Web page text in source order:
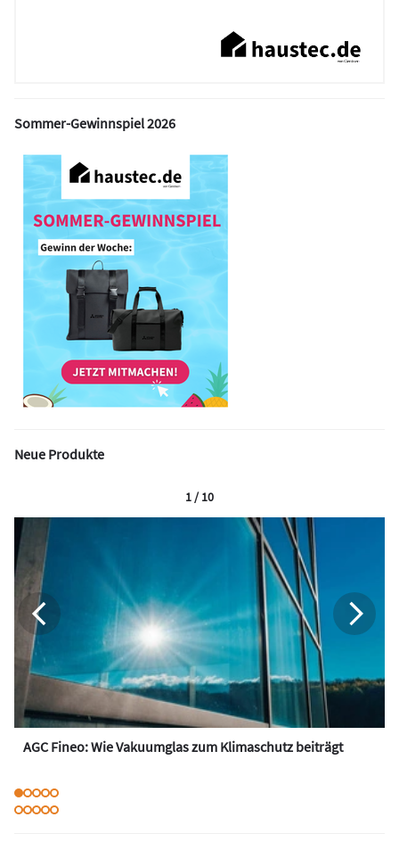
Sommer-Gewinnspiel 2026
Neue Produkte
AGC Fineo: Wie Vakuumglas zum Klimaschutz beiträgt
1 / 10